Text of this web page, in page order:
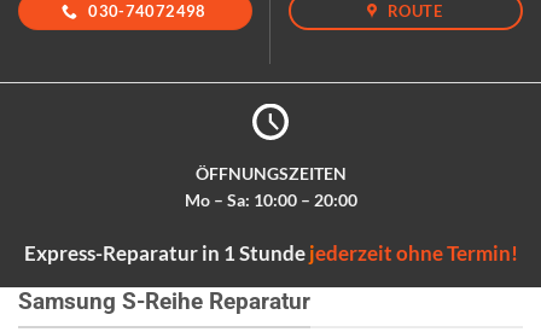
030-74072498 ROUTE
ÖFFNUNGSZEITEN
Mo – Sa: 10:00 – 20:00
Express-Reparatur in 1 Stunde jederzeit ohne Termin!
Samsung S-Reihe Reparatur